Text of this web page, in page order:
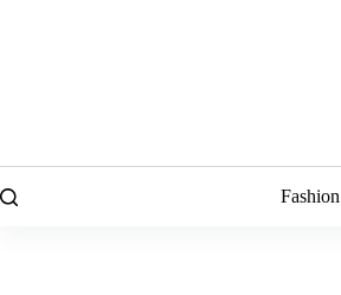
Fashion